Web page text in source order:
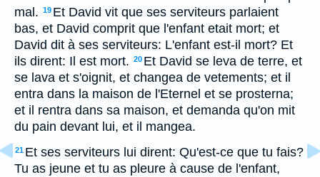
mal. 19 Et David vit que ses serviteurs parlaient
bas, et David comprit que l'enfant etait mort; et
David dit à ses serviteurs: L'enfant est-il mort? Et
ils dirent: Il est mort. 20 Et David se leva de terre, et
se lava et s'oignit, et changea de vetements; et il
entra dans la maison de l'Eternel et se prosterna;
et il rentra dans sa maison, et demanda qu'on mit
du pain devant lui, et il mangea.
21 Et ses serviteurs lui dirent: Qu'est-ce que tu fais?
Tu as jeune et tu as pleure à cause de l'enfant,